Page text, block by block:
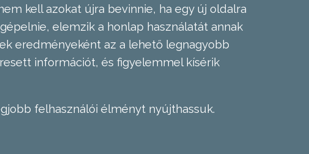
kell azokat újra bevinnie, ha egy új oldalra
elemzik a honlap használatát annak
eredményeként az a lehető legnagyobb
információt, és figyelemmel kísérik
felhasználói élményt nyújthassuk.